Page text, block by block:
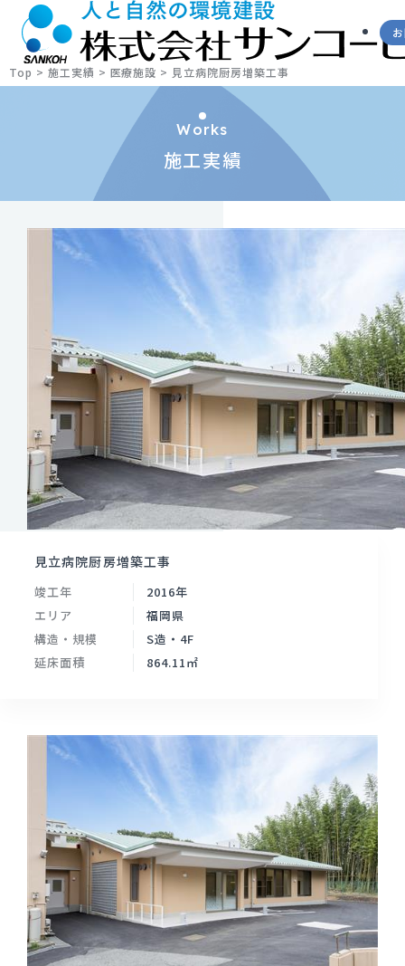
Top > 施工実績 > 医療施設 > 見立病院厨房増築工事
Works
施工実績
見立病院厨房増築工事
竣工年
2016年
エリア
福岡県
構造・規模
S造・4F
延床面積
864.11㎡